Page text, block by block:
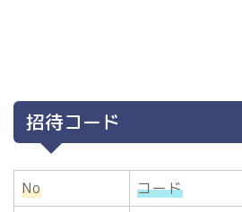
招待コード
No
コード